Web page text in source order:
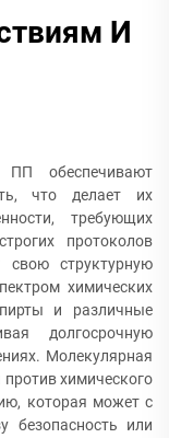
И
ПП обеспечивают
что делает их
требующих
протоколов
свою структурную
химических
и различные
долгосрочную
Молекулярная
химического
которая может с
безопасность или